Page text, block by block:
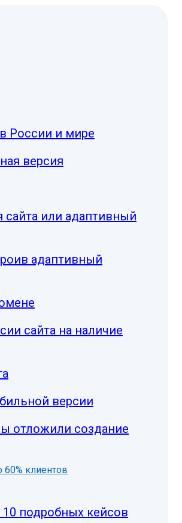
России и мире
версия
сайта или адаптивный
адаптивный
сайта на наличие
версии
отложили создание
60% клиентов
10 подробных кейсов